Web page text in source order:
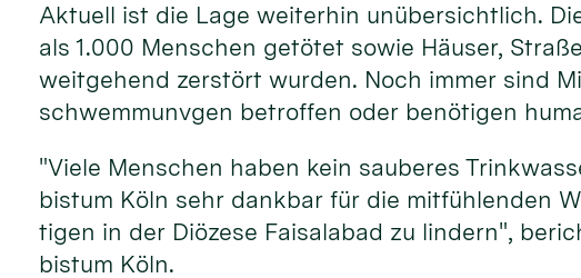
Aktu­ell ist die Lage weiter­hin unüber­sicht­lich.
als 1.000 Men­schen getö­tet so­wie Häu­ser,
weit­gehend zer­stört wur­den. Noch immer sind
schwemmunvgen be­troffen oder benö­tigen
"Viele Men­schen haben kein sau­beres
bistum Köln sehr dank­bar für die mit­fühlen­den
tigen in der Diözese Faisa­labad zu lin­dern",
bistum Köln.